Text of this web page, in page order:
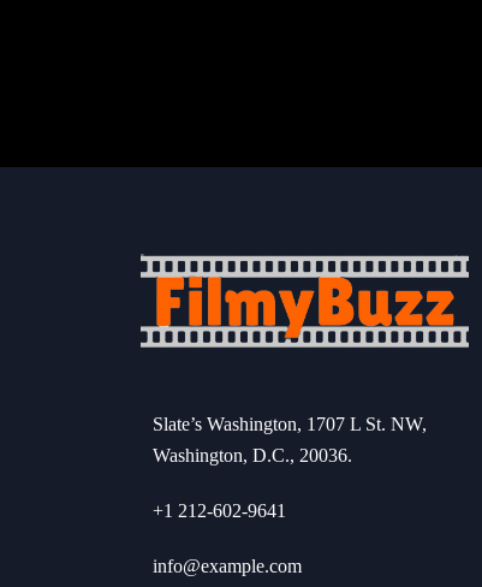
Slate’s Washington, 1707 L St. NW,
Washington, D.C., 20036.
+1 212-602-9641
info@example.com